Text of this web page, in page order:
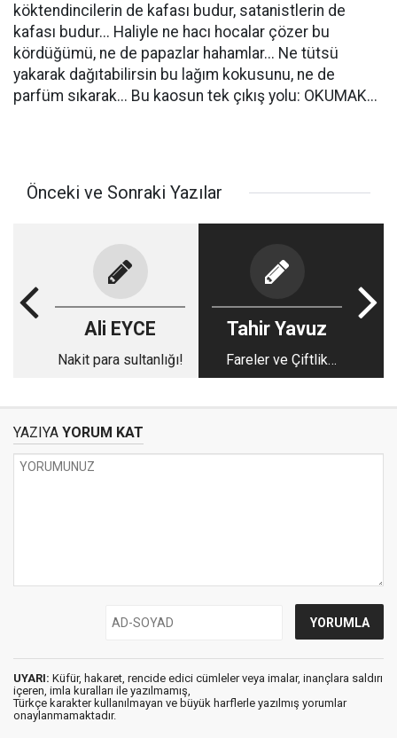
köktendincilerin de kafası budur, satanistlerin de
kafası budur... Haliyle ne hacı hocalar çözer bu
kördüğümü, ne de papazlar hahamlar... Ne tütsü
yakarak dağıtabilirsin bu lağım kokusunu, ne de
parfüm sıkarak... Bu kaosun tek çıkış yolu: OKUMAK...
Önceki ve Sonraki Yazılar
Ali EYCE
Nakit para sultanlığı!
Tahir Yavuz
Fareler ve Çiftlik
Hayvanları
YAZIYA YORUM KAT
UYARI: Küfür, hakaret, rencide edici cümleler veya imalar, inançlara saldırı
içeren, imla kuralları ile yazılmamış,
Türkçe karakter kullanılmayan ve büyük harflerle yazılmış yorumlar
onaylanmamaktadır.